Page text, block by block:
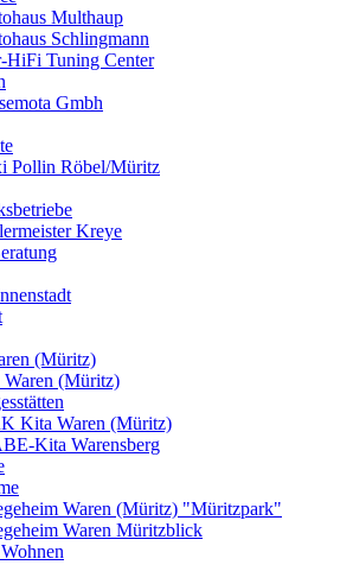
Multhaup
Schlingmann
HiFi Tuning Center
Gmbh
Pollin Röbel/Müritz
Kreye
(Müritz)
Waren (Müritz)
Kita Waren (Müritz)
Kita Warensberg
Waren (Müritz) "Müritzpark"
Waren Müritzblick